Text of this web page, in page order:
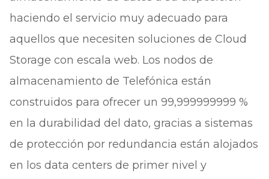
haciendo el servicio muy adecuado para
aquellos que necesiten soluciones de Cloud
Storage con escala web. Los nodos de
almacenamiento de Telefónica están
construidos para ofrecer un 99,999999999 %
en la durabilidad del dato, gracias a sistemas
de protección por redundancia están alojados
en los data centers de primer nivel y